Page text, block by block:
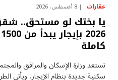
عقارات 8 أغسطس، 2026
يا بختك لو مستحق..
كاملة
تستعد وزارة الإسكان والمرافق
سكنية جديدة بنظام الإيجار، ويأتي